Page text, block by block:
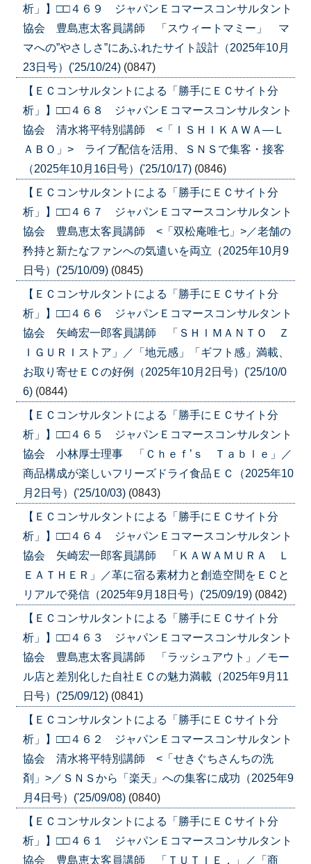
析」】□□４６９ ジャパンＥコマースコンサルタント
協会 豊島恵太客員講師 「スウィートマミー」 マ
マへの”やさしさ”にあふれたサイト設計（2025年10月
23日号）('25/10/24) (0847)
【ＥＣコンサルタントによる「勝手にＥＣサイト分
析」】□□４６８ ジャパンＥコマースコンサルタント
協会 清水将平特別講師 <「ＩＳＨＩＫＡＷＡ―Ｌ
ＡＢＯ」> ライブ配信を活用、ＳＮＳで集客・接客
（2025年10月16日号）('25/10/17) (0846)
【ＥＣコンサルタントによる「勝手にＥＣサイト分
析」】□□４６７ ジャパンＥコマースコンサルタント
協会 豊島恵太客員講師 <「双松庵唯七」>／老舗の
矜持と新たなファンへの気遣いを両立（2025年10月9
日号）('25/10/09) (0845)
【ＥＣコンサルタントによる「勝手にＥＣサイト分
析」】□□４６６ ジャパンＥコマースコンサルタント
協会 矢崎宏一郎客員講師 「ＳＨＩＭＡＮＴＯ Ｚ
ＩＧＵＲＩストア」／「地元感」「ギフト感」満載、
お取り寄せＥＣの好例（2025年10月2日号）('25/10/0
6) (0844)
【ＥＣコンサルタントによる「勝手にＥＣサイト分
析」】□□４６５ ジャパンＥコマースコンサルタント
協会 小林厚士理事 「Ｃｈｅｆ’ｓ Ｔａｂｌｅ」／
商品構成が楽しいフリーズドライ食品ＥＣ（2025年10
月2日号）('25/10/03) (0843)
【ＥＣコンサルタントによる「勝手にＥＣサイト分
析」】□□４６４ ジャパンＥコマースコンサルタント
協会 矢崎宏一郎客員講師 「ＫＡＷＡＭＵＲＡ Ｌ
ＥＡＴＨＥＲ」／革に宿る素材力と創造空間をＥＣと
リアルで発信（2025年9月18日号）('25/09/19) (0842)
【ＥＣコンサルタントによる「勝手にＥＣサイト分
析」】□□４６３ ジャパンＥコマースコンサルタント
協会 豊島恵太客員講師 「ラッシュアウト」／モー
ル店と差別化した自社ＥＣの魅力満載（2025年9月11
日号）('25/09/12) (0841)
【ＥＣコンサルタントによる「勝手にＥＣサイト分
析」】□□４６２ ジャパンＥコマースコンサルタント
協会 清水将平特別講師 <「せきぐちさんちの洗
剤」>／ＳＮＳから「楽天」への集客に成功（2025年9
月4日号）('25/09/08) (0840)
【ＥＣコンサルタントによる「勝手にＥＣサイト分
析」】□□４６１ ジャパンＥコマースコンサルタント
協会 豊島恵太客員講師 「ＴＵＴＩＥ．」／「商